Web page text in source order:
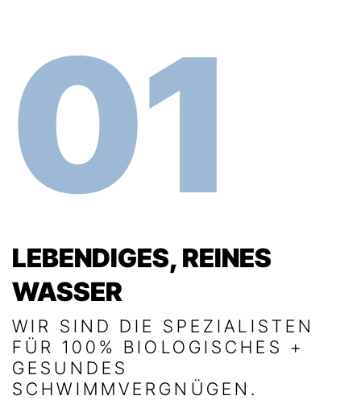
01
LEBENDIGES, REINES
WASSER
WIR SIND DIE SPEZIALISTEN
FÜR 100% BIOLOGISCHES +
GESUNDES
SCHWIMMVERGNÜGEN.